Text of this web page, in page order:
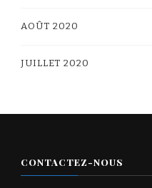
AOÛT 2020
JUILLET 2020
CONTACTEZ-NOUS